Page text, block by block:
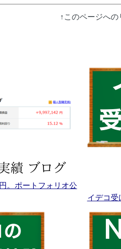
↑このページへ
。ポートフォリオ公
イデコ受